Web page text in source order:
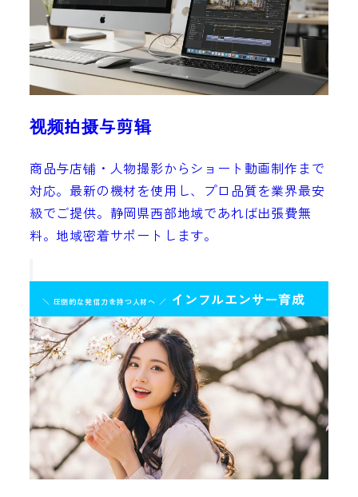
视频拍摄与剪辑
商品与店铺・人物撮影からショート動画制作まで
対応。最新の機材を使用し、プロ品質を業界最安
級でご提供。静岡県西部地域であれば出張費無
料。地域密着サポートします。
＼ 圧倒的な発信力を持つ人材へ ／ インフルエンサー育成